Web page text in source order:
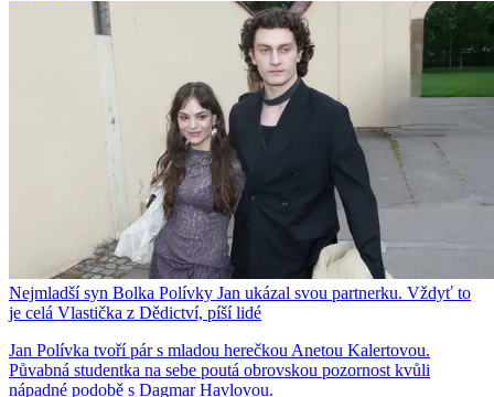
Nejmladší syn Bolka Polívky Jan ukázal svou partnerku. Vždyť to
je celá Vlastička z Dědictví, píší lidé
Jan Polívka tvoří pár s mladou herečkou Anetou Kalertovou.
Půvabná studentka na sebe poutá obrovskou pozornost kvůli
nápadné podobě s Dagmar Havlovou.